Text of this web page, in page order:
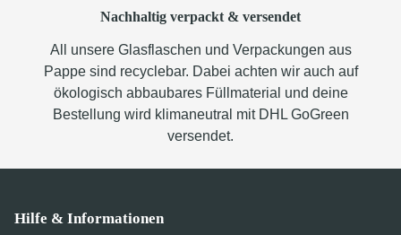
Nachhaltig verpackt & versendet
All unsere Glasflaschen und Verpackungen aus
Pappe sind recyclebar. Dabei achten wir auch auf
ökologisch abbaubares Füllmaterial und deine
Bestellung wird klimaneutral mit DHL GoGreen
versendet.
Hilfe & Informationen